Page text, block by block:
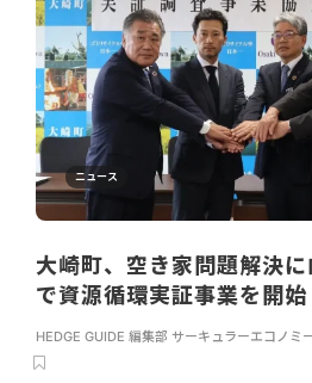
ニュース
大崎町、空き家問題解決
で資源循環実証事業を開始
HEDGE GUIDE 編集部 サーキュラーエコノミ